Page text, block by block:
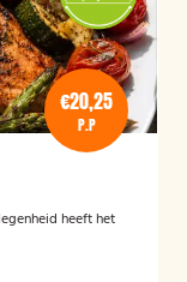
€20,25
P.P
heeft het